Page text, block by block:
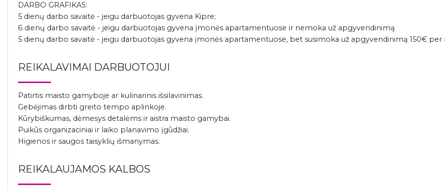
DARBO GRAFIKAS:
5 dienų darbo savaitė - jeigu darbuotojas gyvena Kipre;
6 dienų darbo savaitė - jeigu darbuotojas gyvena įmonės apartamentuose ir nemoka už apgyvendinimą
5 dienų darbo savaitė - jeigu darbuotojas gyvena įmonės apartamentuose, bet susimoka už apgyvendinimą 150€ per
REIKALAVIMAI DARBUOTOJUI
Patirtis maisto gamyboje ar kulinarinis išsilavinimas.
Gebėjimas dirbti greito tempo aplinkoje.
Kūrybiškumas, dėmesys detalėms ir aistra maisto gamybai.
Puikūs organizaciniai ir laiko planavimo įgūdžiai.
Higienos ir saugos taisyklių išmanymas.
REIKALAUJAMOS KALBOS